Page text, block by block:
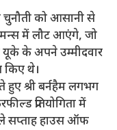
चुनौती को आसानी से
में लौट आएंगे, जो
यूके के अपने उम्मीदवार
किए थे।
श्री बर्नहैम लगभग
प्रतियोगिता में
सप्ताह हाउस ऑफ